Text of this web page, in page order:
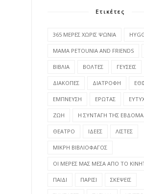
Ετικέτες
365 ΜΕΡΕΣ ΧΩΡΙΣ ΨΩΝΙΑ
MAMA PETOUNIA AND FRIENDS
ΒΙΒΛΙΑ ΒΟΛΤΕΣ ΓΕΥΣΕΙΣ
ΔΙΑΚΟΠΕΣ ΔΙΑΤΡΟΦΗ
ΕΜΠΝΕΥΣΗ ΕΡΩΤΑΣ
ΖΩΗ Η ΣΥΝΤΑΓΗ ΤΗΣ
ΘΕΑΤΡΟ ΙΔΕΕΣ ΛΙΣΤΕΣ
ΜΙΚΡΗ ΒΙΒΛΙΟΦΑΓΟΣ
ΟΙ ΜΕΡΕΣ ΜΑΣ ΜΕΣΑ ΑΠΟ ΤΟ
ΠΑΙΔΙ ΠΑΡΙΣΙ ΣΚΕΨΕΙΣ